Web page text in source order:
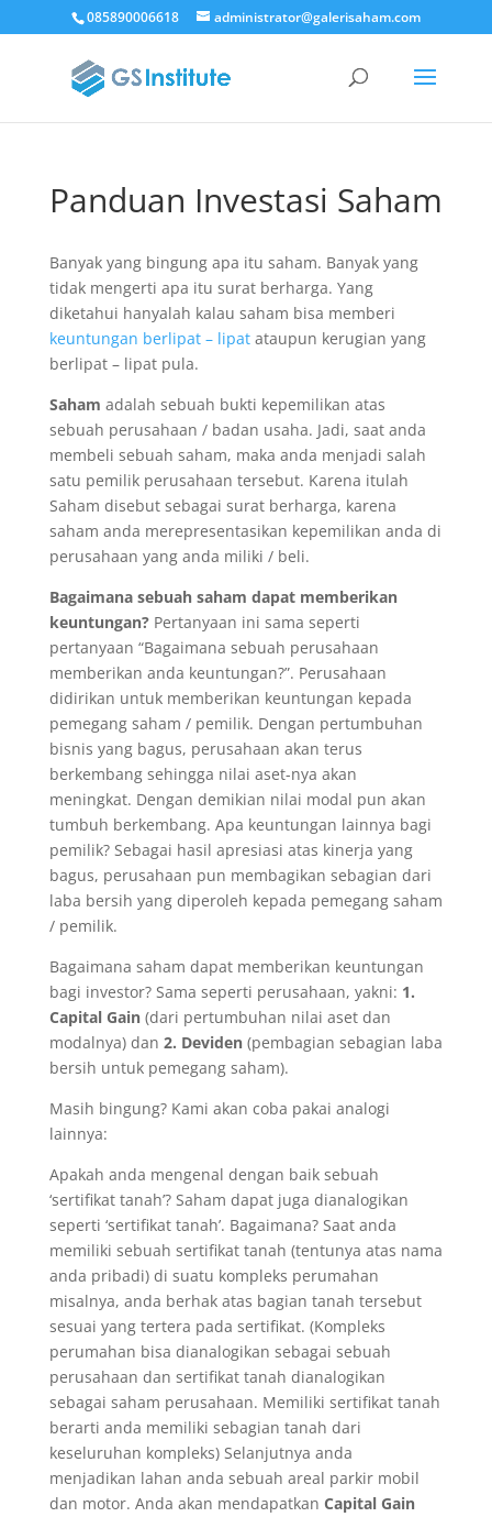
085890006618 administrator@galerisaham.com
Panduan Investasi Saham
Banyak yang bingung apa itu saham. Banyak yang
tidak mengerti apa itu surat berharga. Yang
diketahui hanyalah kalau saham bisa memberi
keuntungan berlipat – lipatataupun kerugian yang
berlipat – lipat pula.
Saham adalah sebuah bukti kepemilikan atas
sebuah perusahaan / badan usaha. Jadi, saat anda
membeli sebuah saham, maka anda menjadi salah
satu pemilik perusahaan tersebut. Karena itulah
Saham disebut sebagai surat berharga, karena
saham anda merepresentasikan kepemilikan anda di
perusahaan yang anda miliki / beli.
Bagaimana sebuah saham dapat memberikan
keuntungan? Pertanyaan ini sama seperti
pertanyaan “Bagaimana sebuah perusahaan
memberikan anda keuntungan?”. Perusahaan
didirikan untuk memberikan keuntungan kepada
pemegang saham / pemilik. Dengan pertumbuhan
bisnis yang bagus, perusahaan akan terus
berkembang sehingga nilai aset-nya akan
meningkat. Dengan demikian nilai modal pun akan
tumbuh berkembang. Apa keuntungan lainnya bagi
pemilik? Sebagai hasil apresiasi atas kinerja yang
bagus, perusahaan pun membagikan sebagian dari
laba bersih yang diperoleh kepada pemegang saham
/ pemilik.
Bagaimana saham dapat memberikan keuntungan
bagi investor? Sama seperti perusahaan, yakni: 1.
Capital Gain(dari pertumbuhan nilai aset dan
modalnya) dan 2. Deviden(pembagian sebagian laba
bersih untuk pemegang saham).
Masih bingung? Kami akan coba pakai analogi
lainnya:
Apakah anda mengenal dengan baik sebuah
‘sertifikat tanah’? Saham dapat juga dianalogikan
seperti ‘sertifikat tanah’. Bagaimana? Saat anda
memiliki sebuah sertifikat tanah (tentunya atas nama
anda pribadi) di suatu kompleks perumahan
misalnya, anda berhak atas bagian tanah tersebut
sesuai yang tertera pada sertifikat. (Kompleks
perumahan bisa dianalogikan sebagai sebuah
perusahaan dan sertifikat tanah dianalogikan
sebagai saham perusahaan. Memiliki sertifikat tanah
berarti anda memiliki sebagian tanah dari
keseluruhan kompleks) Selanjutnya anda
menjadikan lahan anda sebuah areal parkir mobil
dan motor. Anda akan mendapatkan Capital Gain